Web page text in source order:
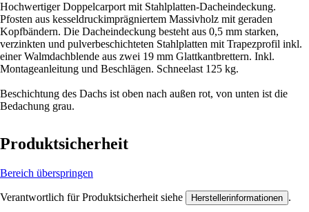
Hochwertiger Doppelcarport mit Stahlplatten-Dacheindeckung.
Pfosten aus kesseldruckimprägniertem Massivholz mit geraden
Kopfbändern. Die Dacheindeckung besteht aus 0,5 mm starken,
verzinkten und pulverbeschichteten Stahlplatten mit Trapezprofil inkl.
einer Walmdachblende aus zwei 19 mm Glattkantbrettern. Inkl.
Montageanleitung und Beschlägen. Schneelast 125 kg.
Beschichtung des Dachs ist oben nach außen rot, von unten ist die
Bedachung grau.
Produktsicherheit
Bereich überspringen
Verantwortlich für Produktsicherheit siehe Herstellerinformationen .